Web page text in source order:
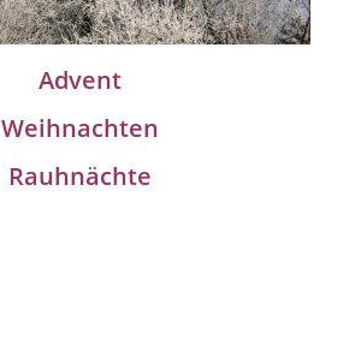
Advent
Weihnachten
Rauhnächte